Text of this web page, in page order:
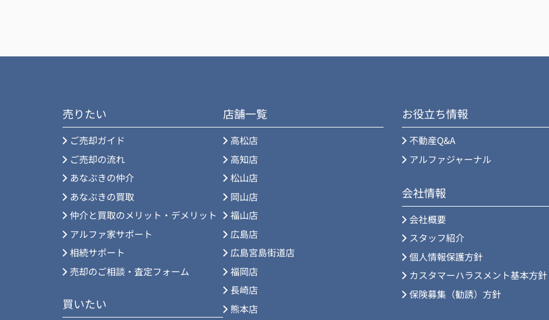
売りたい
ご売却ガイド
ご売却の流れ
あなぶきの仲介
あなぶきの買取
仲介と買取のメリット・デメリット
アルファ家サポート
相続サポート
売却のご相談・査定フォーム
買いたい
店舗一覧
高松店
高知店
松山店
岡山店
福山店
広島店
広島宮島街道店
福岡店
長崎店
熊本店
お役立ち情報
不動産Q&A
アルファジャーナル
会社情報
会社概要
スタッフ紹介
個人情報保護方針
カスタマーハラスメント基本方針
保険募集（勧誘）方針